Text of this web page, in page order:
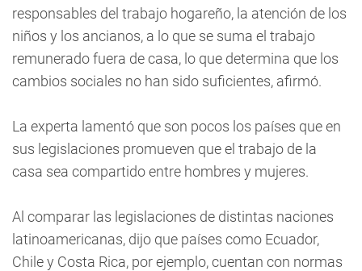
responsables del trabajo hogareño, la atención de los
niños y los ancianos, a lo que se suma el trabajo
remunerado fuera de casa, lo que determina que los
cambios sociales no han sido suficientes, afirmó.
La experta lamentó que son pocos los países que en
sus legislaciones promueven que el trabajo de la
casa sea compartido entre hombres y mujeres.
Al comparar las legislaciones de distintas naciones
latinoamericanas, dijo que países como Ecuador,
Chile y Costa Rica, por ejemplo, cuentan con normas